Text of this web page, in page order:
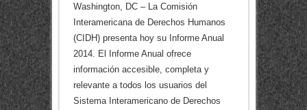
Washington, DC – La Comisión
Interamericana de Derechos Humanos
(CIDH) presenta hoy su Informe Anual
2014. El Informe Anual ofrece
información accesible, completa y
relevante a todos los usuarios del
Sistema Interamericano de Derechos